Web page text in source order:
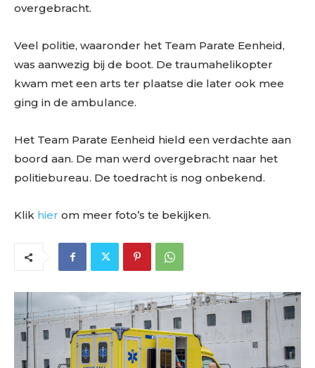
overgebracht.
Veel politie, waaronder het Team Parate Eenheid,
was aanwezig bij de boot. De traumahelikopter
kwam met een arts ter plaatse die later ook mee
ging in de ambulance.
Het Team Parate Eenheid hield een verdachte aan
boord aan. De man werd overgebracht naar het
politiebureau. De toedracht is nog onbekend.
Klik hier om meer foto’s te bekijken.